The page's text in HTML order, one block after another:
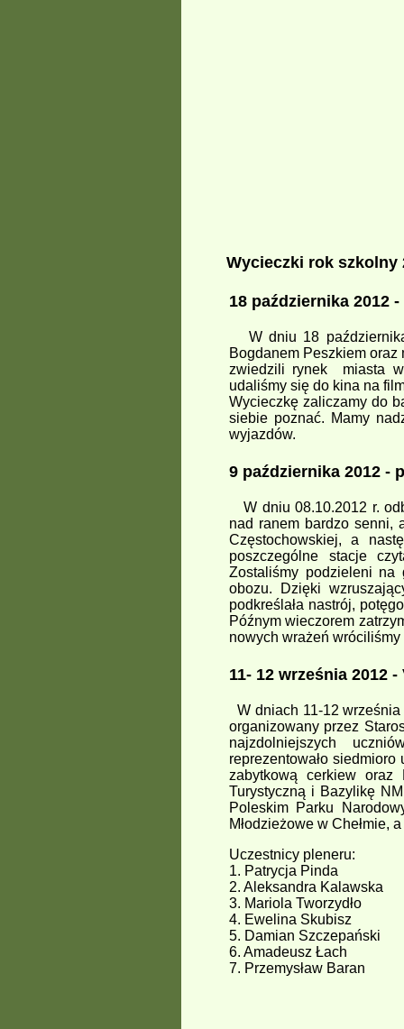
Wycieczki rok szkolny
18 października 2012
W dniu 18
Bogdanem Peszkiem oraz
zwiedzili rynek miasta
udaliśmy się do kina na
Wycieczkę zaliczamy do
siebie poznać. Mamy
wyjazdów.
9 października 2012 -
W dniu 08.10.2012 r.
nad ranem bardzo senni,
Częstochowskiej, a
poszczególne stacje
Zostaliśmy podzieleni na
obozu. Dzięki
podkreślała nastrój,
Późnym wieczorem
nowych wrażeń wróciliśmy
11- 12 września 2012
W dniach 11-12
organizowany przez
najzdolniejszych
reprezentowało
zabytkową cerkiew oraz
Turystyczną i Bazylikę
Poleskim Parku
Młodzieżowe w Chełmie,
Uczestnicy pleneru:
1. Patrycja Pinda
2. Aleksandra Kalawska
3. Mariola Tworzydło
4. Ewelina Skubisz
5. Damian Szczepański
6. Amadeusz Łach
7. Przemysław Baran